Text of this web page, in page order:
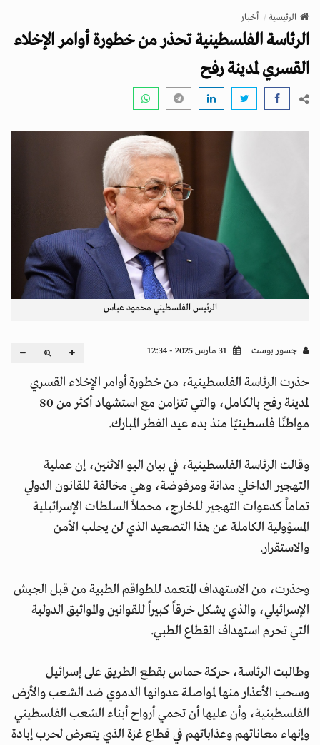
v
i
g
a
n
الرئيسية أخبار
الرئاسة الفلسطينية تحذر من خطورة أوامر الإخلاء
القسري لمدينة رفح
الرئيس الفلسطيني محمود عباس
جسور بوست
حذرت الرئاسة الفلسطينية، من خطورة أوامر الإخلاء القسري
لمدينة رفح بالكامل، والتي تتزامن مع استشهاد أكثر من 80
مواطنًا فلسطينيًا منذ بدء عيد الفطر المبارك.
وقالت الرئاسة الفلسطينية، في بيان اليو الاثنين، إن عملية
التهجير الداخلي مدانة ومرفوضة، وهي مخالفة للقانون الدولي
تماماً كدعوات التهجير للخارج، محملاً السلطات الإسرائيلية
المسؤولية الكاملة عن هذا التصعيد الذي لن يجلب الأمن
والاستقرار.
وحذرت، من الاستهداف المتعمد للطواقم الطبية من قبل الجيش
الإسرائيلي، والذي يشكل خرقاً كبيراً للقوانين والمواثيق الدولية
التي تحرم استهداف القطاع الطبي.
وطالبت الرئاسة، حركة حماس بقطع الطريق على إسرائيل
وسحب الأعذار منها لمواصلة عدوانها الدموي ضد الشعب والأرض
الفلسطينية، وأن عليها أن تحمي أرواح أبناء الشعب الفلسطيني
وإنهاء معاناتهم وعذاباتهم في قطاع غزة الذي يتعرض لحرب إبادة